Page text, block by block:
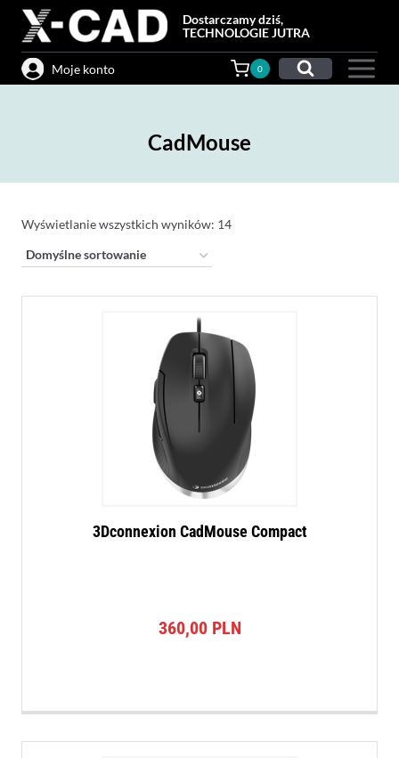
Przejdź
treści
Dostarczamy dziś,
TECHNOLOGIE JUTRA
Moje konto 0
CadMouse
Wyświetlanie wszystkich wyników: 14
3Dconnexion CadMouse Compact
360,00 PLN